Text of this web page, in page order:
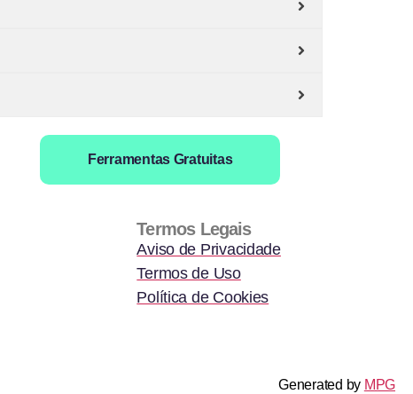
Ferramentas Gratuitas
Termos Legais
Aviso de Privacidade
Termos de Uso
Política de Cookies
Generated by MPG